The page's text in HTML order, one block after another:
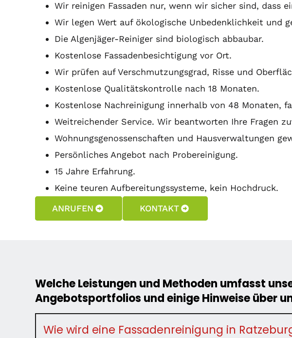
Wir reinigen Fassaden nur, wenn wir sicher sind, dass
Wir legen Wert auf ökologische Unbedenklichkeit und
Die Algenjäger-Reiniger sind biologisch abbaubar.
Kostenlose Fassadenbesichtigung vor Ort.
Wir prüfen auf Verschmutzungsgrad, Risse und
Kostenlose Qualitätskontrolle nach 18 Monaten.
Kostenlose Nachreinigung innerhalb von 48 Monaten,
Weitreichender Service. Wir beantworten Ihre Fragen
Wohnungsgenossenschaften und Hausverwaltungen
Persönliches Angebot nach Probereinigung.
15 Jahre Erfahrung.
Keine teuren Aufbereitungssysteme, kein Hochdruck.
ANRUFEN
KONTAKT
Welche Leistungen und Methoden umfasst
Angebotsportfolios und einige Hinweise über
Wie wird eine Fassadenreinigung in